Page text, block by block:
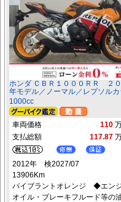
ホンダ ＣＢＲ１０００ＲＲ ２
年モデル／ノーマル／レプソル
1000cc
車両価格 110
支払総額
117.87
2012年 検2027/07
13906Km
バイブラントオレンジ ◆エン
オイル・ブレーキフルード等の